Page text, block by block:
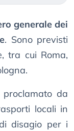
generale dei
. Sono previsti
tra cui Roma,
da
locali in
disagio per i